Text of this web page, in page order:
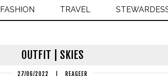
FASHION TRAVEL
OUTFIT | SKIES
27/06/2022 REAGEER